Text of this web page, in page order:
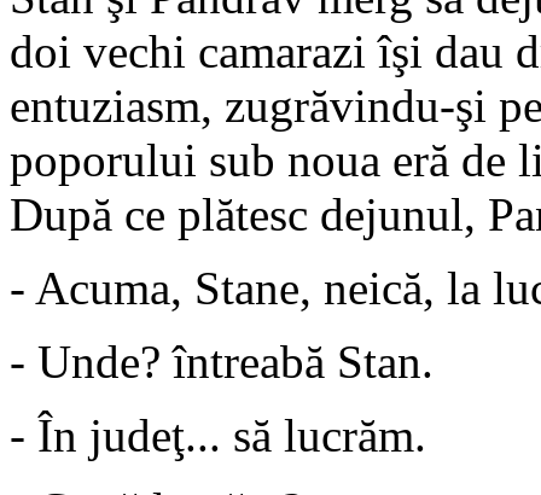
doi vechi camarazi îşi dau
entuziasm, zugrăvindu-şi
poporului sub noua eră de
După ce plătesc dejunul,
- Acuma, Stane, neică, la
- Unde? întreabă Stan.
- În judeţ... să lucrăm.